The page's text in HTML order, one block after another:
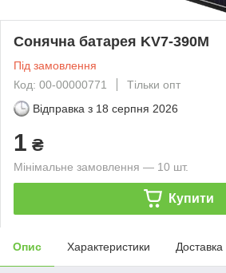
Сонячна батарея KV7-390M
Під замовлення
Код: 00-00000771
Тільки опт
Відправка з 18 серпня 2026
1 ₴
Мінімальне замовлення — 10 шт.
Купити
Опис Характеристики Доставка